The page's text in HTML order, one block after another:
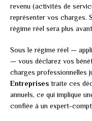
revenu (activités de
représenter vos charges.
régime réel sera plus
Sous le régime réel —
— vous déclarez vos
charges professionnelles
Entreprises traite ces
annuels, ce qui implique
confiée à un expert-